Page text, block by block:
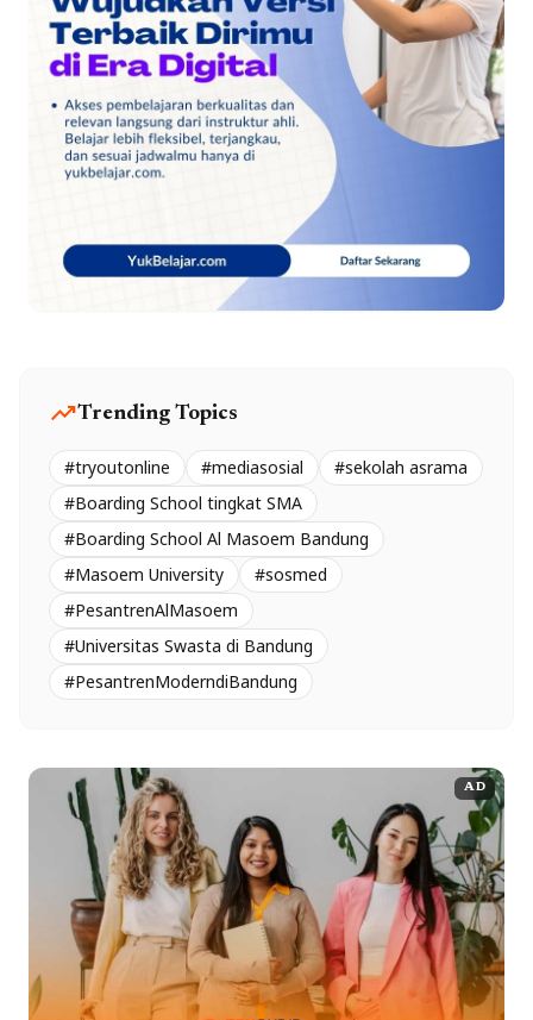
trending_upTrending Topics
#tryoutonline #mediasosial
#sekolah asrama
#Boarding School tingkat SMA
#Boarding School Al Masoem Bandung
#Masoem University
#sosmed
#PesantrenAlMasoem
#Universitas Swasta di Bandung
#PesantrenModerndiBandung
AD